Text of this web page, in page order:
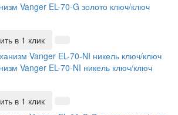
Vanger EL-70-G золото ключ/ключ
в 1 клик
Vanger EL-70-NI никель ключ/ключ
в 1 клик